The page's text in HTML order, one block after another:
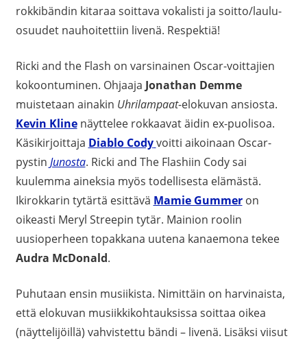
rokkibändin kitaraa soittava vokalisti ja soitto/laulu-
osuudet nauhoitettiin livenä. Respektiä!
Ricki and the Flash on varsinainen Oscar-voittajien
kokoontuminen. Ohjaaja Jonathan Demme
muistetaan ainakin Uhrilampaat-elokuvan ansiosta.
Kevin Klinenäyttelee rokkaavat äidin ex-puolisoa.
Käsikirjoittaja Diablo Cody voitti aikoinaan Oscar-
pystin Junosta. Ricki and The Flashiin Cody sai
kuulemma aineksia myös todellisesta elämästä.
Ikirokkarin tytärtä esittävä Mamie Gummeron
oikeasti Meryl Streepin tytär. Mainion roolin
uusioperheen topakkana uutena kanaemona tekee
Audra McDonald.
Puhutaan ensin musiikista. Nimittäin on harvinaista,
että elokuvan musiikkikohtauksissa soittaa oikea
(näyttelijöillä) vahvistettu bändi – livenä. Lisäksi viisut